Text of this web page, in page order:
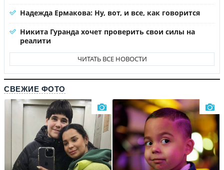
Надежда Ермакова: Ну, вот, и все, как говорится
Никита Гуранда хочет проверить свои силы на
реалити
ЧИТАТЬ ВСЕ НОВОСТИ
СВЕЖИЕ ФОТО